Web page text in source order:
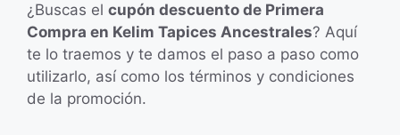
¿Buscas el cupón descuento de Primera
Compra en Kelim Tapices Ancestrales? Aquí
te lo traemos y te damos el paso a paso como
utilizarlo, así como los términos y condiciones
de la promoción.